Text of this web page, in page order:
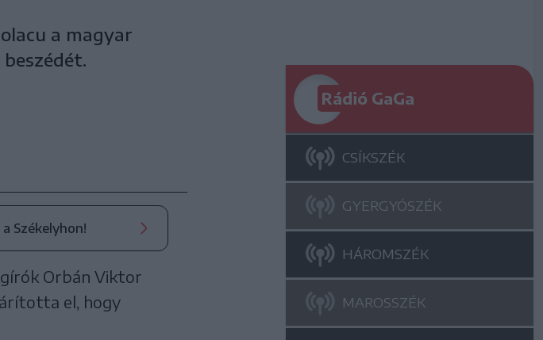
a magyar
Székelyhon!
Orbán Viktor
el, hogy
Rádió GaGa
CSÍKSZÉK
GYERGYÓSZÉK
HÁROMSZÉK
MAROSSZÉK